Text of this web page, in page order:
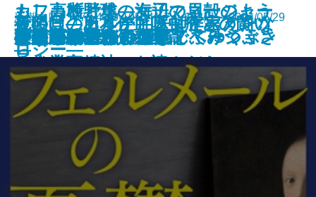
夜が明ける
もし高校野球の女子マネージャー
がドラッカーの『イノベーション
と企業家精神』を読んだら
ひとりでカラカサさしてゆく
ガイズ＆ドールズ
ぼくの哲学
カフカ断片集―海辺の貝殻のよう
にうつろで、ひと足でふみつぶさ
れそうだ―
天狗屋敷の殺人
夜明けのカルテ―医師作家アンソ
ロジー―
最後に「ありがとう」と言えたな
ら
祈願成就
新潮文庫 978-4-10-105341-7 693円 2024/05/29
フェルメールの憂鬱
神の悪手
こころの散歩
ここに物語が
身代りの女
ブラームスはお好き
決定版カフカ短編集
イデアの再臨
公孫龍 巻二 赤龍篇
死の貝―日本住血吸虫症との闘い
―